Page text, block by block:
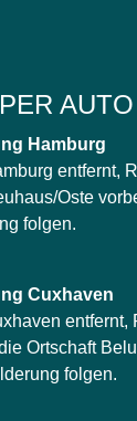
AUTO
Hamburg
entfernt,
Oste
folgen.
Cuxhaven
entfernt,
Ortschaft
folgen.